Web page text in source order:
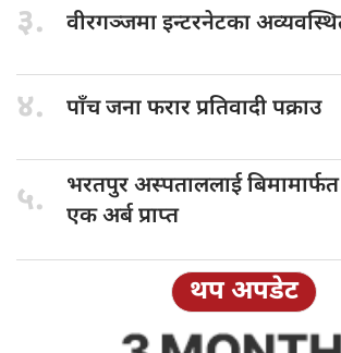
३. वीरगञ्जमा इन्टरनेटका
४. पाँच जनाफरार प्रतिवादी पक्राउ
५. भरतपुर अस्पताललाई
एक अर्ब प्राप्त
थप अपडेट